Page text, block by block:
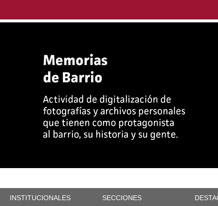
INSTITUCIONALES SECCIONES